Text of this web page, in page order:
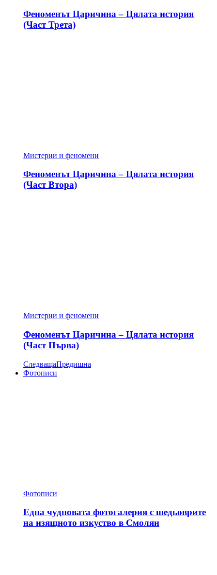
Феноменът Царичина – Цялата история
(Част Трета)
Мистерии и феномени
Феноменът Царичина – Цялата история
(Част Втора)
Мистерии и феномени
Феноменът Царичина – Цялата история
(Част Първа)
СледващаПредишна
Фотописи
Фотописи
Една чудновата фотогалерия с шедьоврите
на изящното изкуство в Смолян